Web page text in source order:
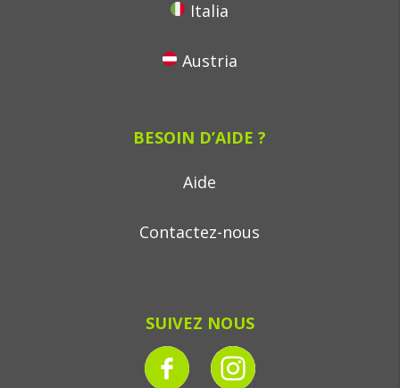
Italia
Austria
BESOIN D’AIDE ?
Aide
Contactez-nous
SUIVEZ NOUS